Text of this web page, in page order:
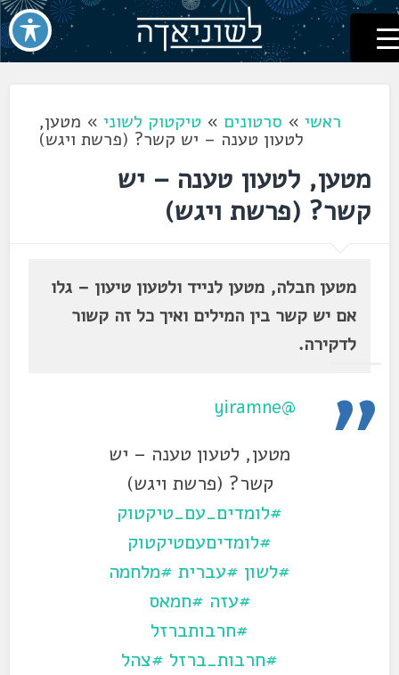
דלג
לתוכן
לשוניאדה
עברית. לשון. שפה
ראשי» סרטונים » טיקטוק לשוני» מטען,
לטעון טענה – יש קשר? (פרשת ויגש)
מטען, לטעון טענה – יש
קשר? (פרשת ויגש)
מטען חבלה, מטען לנייד ולטעון טיעון – גלו
אם יש קשר בין המילים ואיך כל זה קשור
לדקירה.
@yiramne
מטען, לטעון טענה – יש
קשר? (פרשת ויגש)
#לומדים_עם_טיקטוק
#לומדיםעםטיקטוק
#לשון #עברית #מלחמה
#עזה #חמאס
#חרבותברזל
#חרבות_ברזל #צהל